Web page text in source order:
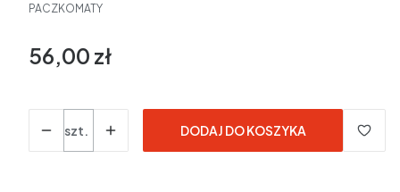
PACZKOMATY
Cena
56,00 zł
szt.
DODAJ DO KOSZYKA